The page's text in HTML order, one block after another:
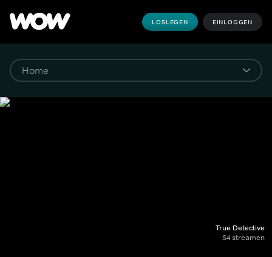
LOSLEGEN EINLOGGEN
True Detective
S4 streamen